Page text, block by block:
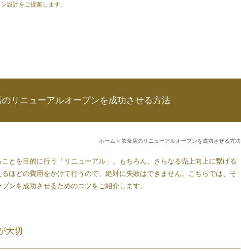
設計をご提案します。
リニューアルオープンを成功させる方法
ホーム » 飲食店のリニューアルオープンを成功させる方法
とを目的に行う「 リニューアル 」。もちろん、さらなる売上向上に繋げる
るほどの費用をかけて行うので、絶対に失敗はできません。こちらでは、そ
ンを成功させるためのコツをご紹介します。
大切